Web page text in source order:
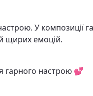
У композиції
щирих емоцій.
гарного настрою 💕